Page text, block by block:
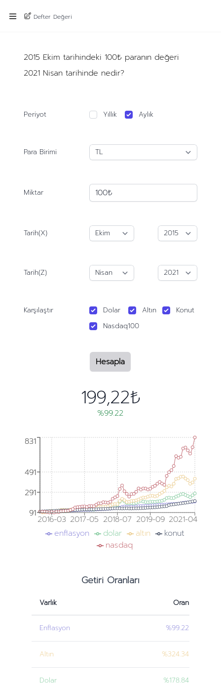
Defter Değeri
2015 Ekim tarihindeki 100₺ paranın değeri
2021 Nisan tarihinde nedir?
Periyot Yıllık Aylık
Para Birimi
Miktar
Tarih(X)
Tarih(Z)
Karşılaştır Dolar Altın
Konut
Nasdaq100
Hesapla
199,22₺
%99.22
2016-03 2017-05 2018-07 2019-09 2021-04
91
291
491
831
91
291
491
831
enflasyon dolar altın
konut
nasdaq
Getiri Oranları
Varlık Oran
Enflasyon %99.22
Altın %324.34
Dolar %178.84